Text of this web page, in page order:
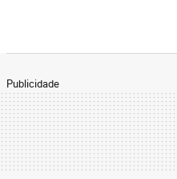
Publicidade